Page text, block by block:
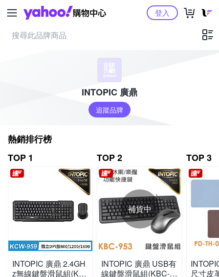
Yahoo購物中心登入
INTOPIC 廣鼎
追蹤品牌
熱銷排行榜
TOP 1
INTOPIC 廣鼎 2.4GH
z無線鍵盤滑鼠組(KC
TOP 2
補貨中
INTOPIC 廣鼎 USB有
線鍵盤滑鼠組(KBC-9
TOP 3
尺寸皮